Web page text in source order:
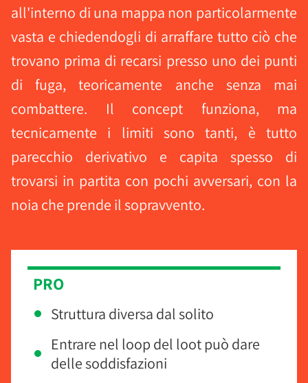
all'interno di una mappa non particolarmente
vasta e chiedendogli di arraffare tutto ciò che
trovano prima di recarsi presso uno dei punti
di fuga, teoricamente anche senza mai
combattere. Il concept funziona, ma
tecnicamente i limiti sono tanti, è tutto
parecchio derivativo e capita spesso di
trovarsi in partita con pochi avversari, con la
noia che prende il sopravvento.
PRO
Struttura diversa dal solito
Entrare nel loop del loot può dare
delle soddisfazioni